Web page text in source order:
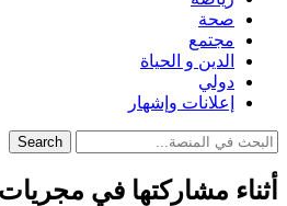
صحة
مجتمع
الدين و الحياة
دولي
إعلانات وإشهار
Search
أثناء مشاركتها في